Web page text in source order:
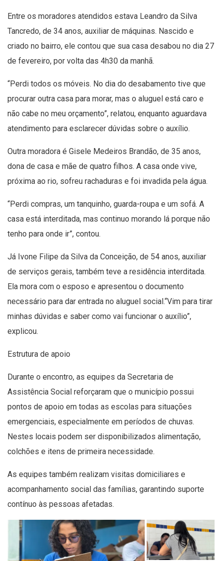
Entre os moradores atendidos estava Leandro da Silva
Tancredo, de 34 anos, auxiliar de máquinas. Nascido e
criado no bairro, ele contou que sua casa desabou no dia 27
de fevereiro, por volta das 4h30 da manhã.
“Perdi todos os móveis. No dia do desabamento tive que
procurar outra casa para morar, mas o aluguel está caro e
não cabe no meu orçamento”, relatou, enquanto aguardava
atendimento para esclarecer dúvidas sobre o auxílio.
Outra moradora é Gisele Medeiros Brandão, de 35 anos,
dona de casa e mãe de quatro filhos. A casa onde vive,
próxima ao rio, sofreu rachaduras e foi invadida pela água.
“Perdi compras, um tanquinho, guarda-roupa e um sofá. A
casa está interditada, mas continuo morando lá porque não
tenho para onde ir”, contou.
Já Ivone Filipe da Silva da Conceição, de 54 anos, auxiliar
de serviços gerais, também teve a residência interditada.
Ela mora com o esposo e apresentou o documento
necessário para dar entrada no aluguel social.“Vim para tirar
minhas dúvidas e saber como vai funcionar o auxílio”,
explicou.
Estrutura de apoio
Durante o encontro, as equipes da Secretaria de
Assistência Social reforçaram que o município possui
pontos de apoio em todas as escolas para situações
emergenciais, especialmente em períodos de chuvas.
Nestes locais podem ser disponibilizados alimentação,
colchões e itens de primeira necessidade.
As equipes também realizam visitas domiciliares e
acompanhamento social das famílias, garantindo suporte
contínuo às pessoas afetadas.